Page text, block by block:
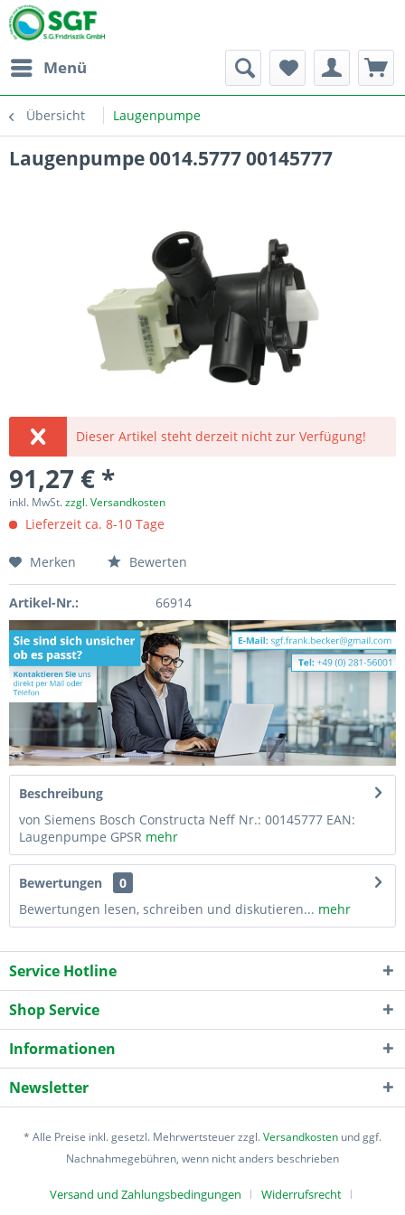
Menü
Übersicht Laugenpumpe
Laugenpumpe 0014.5777 00145777
Dieser Artikel steht derzeit nicht zur Verfügung!
91,27 € *
inkl. MwSt.zzgl. Versandkosten
Lieferzeit ca. 8-10 Tage
Merken Bewerten
Artikel-Nr.: 66914
Beschreibung
von Siemens Bosch Constructa Neff Nr.: 00145777 EAN:
Laugenpumpe GPSR mehr
Bewertungen
0
Bewertungen lesen, schreiben und diskutieren... mehr
Service Hotline
Shop Service
Informationen
Newsletter
* Alle Preise inkl. gesetzl. Mehrwertsteuer zzgl.Versandkosten und ggf.
Nachnahmegebühren, wenn nicht anders beschrieben
Versand und Zahlungsbedingungen Widerrufsrecht